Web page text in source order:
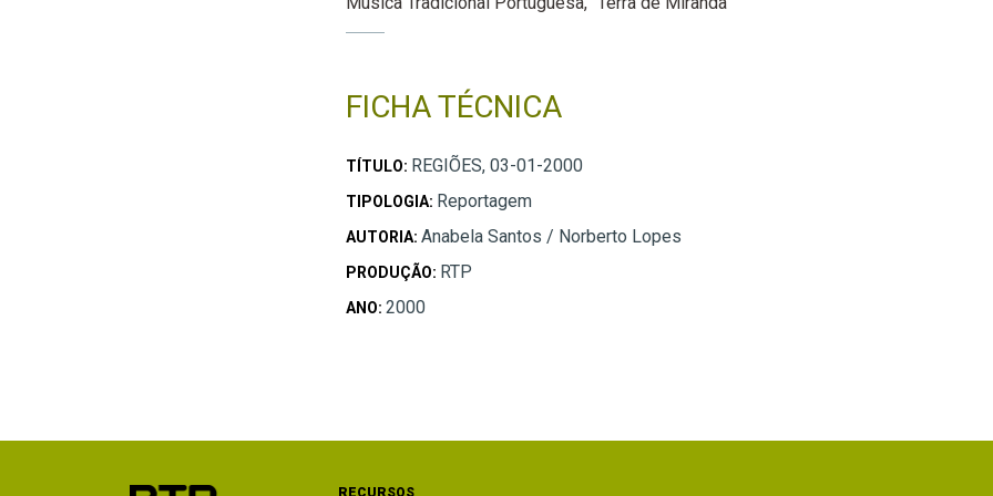
FICHA TÉCNICA
TÍTULO: REGIÕES, 03-01-2000
TIPOLOGIA: Reportagem
AUTORIA: Anabela Santos / Norberto Lopes
PRODUÇÃO: RTP
ANO: 2000
RECURSOS